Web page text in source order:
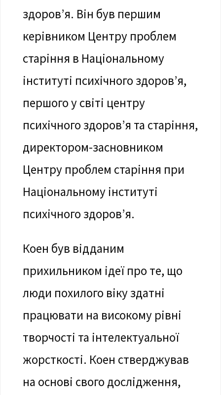
здоров’я. Він був першим
керівником Центру проблем
старіння в Національному
інституті психічного здоров’я,
першого у світі центру
психічного здоров’я та старіння,
директором-засновником
Центру проблем старіння при
Національному інституті
психічного здоров’я.
Коен був відданим
прихильником ідеї про те, що
люди похилого віку здатні
працювати на високому рівні
творчості та інтелектуальної
жорсткості. Коен стверджував
на основі свого дослідження,